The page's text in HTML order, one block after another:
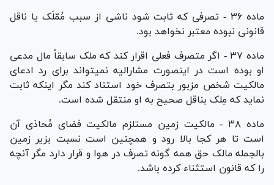
ماده ۳۶ - تصرفی که ثابت شود ناشی از سبب مُمّلَک یا ناقل
قانونی نبوده معتبر نخواهد بود.
ماده ۳۷ - اگر متصرف فعلی اقرار کند که ملک سابقاً مال مدعی
او بوده است در اینصورت مشارالیه نمیتواند برای رد ادعای
مالکیت شخص مزبور بتصرف خود استناد کند مگر اینکه ثابت
نماید که مِلک بناقل صحیح به او منتقل شده است.
ماده ۳۸ - مالکیت زمین مستلزم مالکیت فضای مُحاذی آن
است تا هر کجا بالا رود و همچنین است نسبت بزیر زمین
بالجمله مالک حق همه گونه تصرف در هوا و قرار دارد مگر آنچه
را که قانون استثناء کرده باشد.